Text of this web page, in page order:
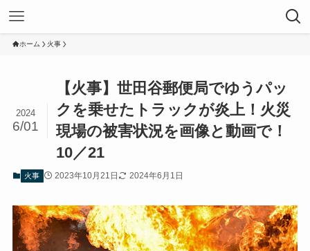
ホーム 火事
【火事】世田谷郵便局でゆうパッ
クを乗せたトラックが炎上！火災
現場の被害状況を画像と動画で！
10／21
2024
6/01
火事 2023年10月21日 2024年6月1日